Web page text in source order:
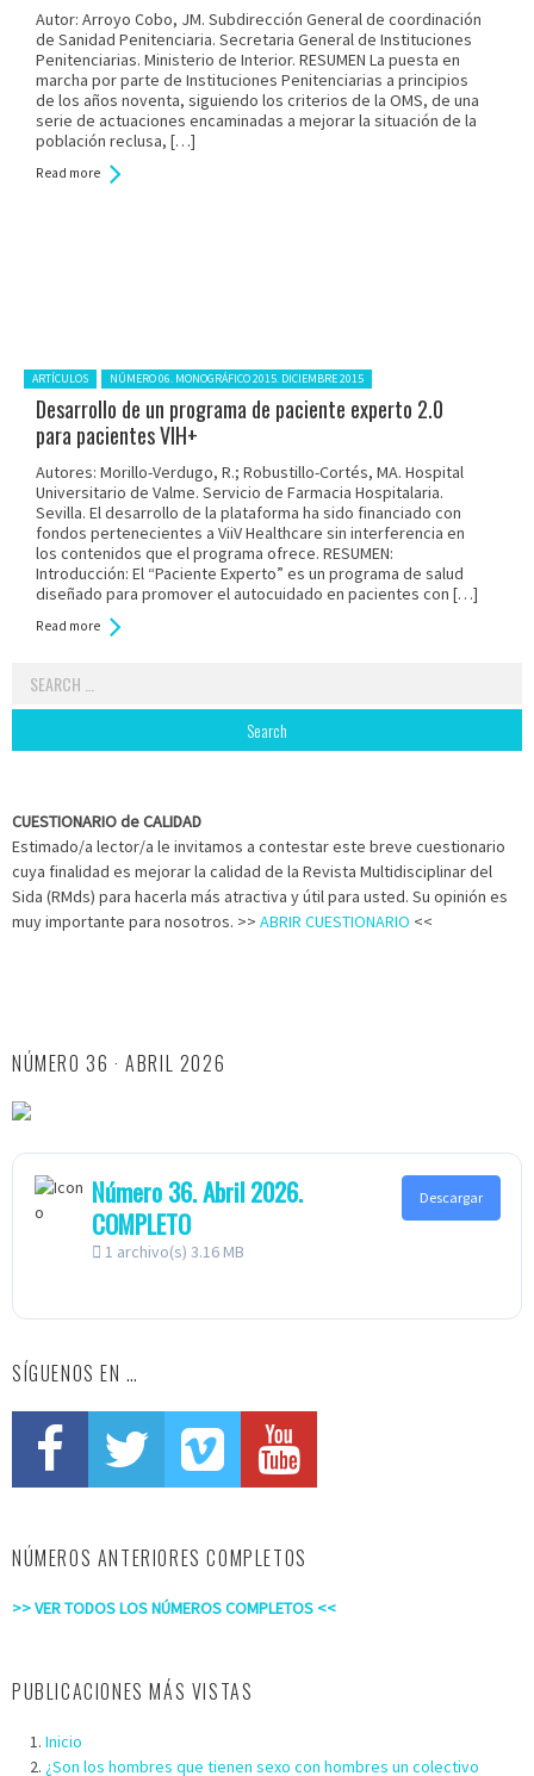
Autor: Arroyo Cobo, JM. Subdirección General de coordinación
de Sanidad Penitenciaria. Secretaria General de Instituciones
Penitenciarias. Ministerio de Interior. RESUMEN La puesta en
marcha por parte de Instituciones Penitenciarias a principios
de los años noventa, siguiendo los criterios de la OMS, de una
serie de actuaciones encaminadas a mejorar la situación de la
población reclusa, […]
Read more
Posted in:
ARTÍCULOS NÚMERO 06. MONOGRÁFICO 2015. DICIEMBRE 2015
Desarrollo de un programa de paciente experto 2.0
para pacientes VIH+
Autores: Morillo-Verdugo, R.; Robustillo-Cortés, MA. Hospital
Universitario de Valme. Servicio de Farmacia Hospitalaria.
Sevilla. El desarrollo de la plataforma ha sido financiado con
fondos pertenecientes a ViiV Healthcare sin interferencia en
los contenidos que el programa ofrece. RESUMEN:
Introducción: El “Paciente Experto” es un programa de salud
diseñado para promover el autocuidado en pacientes con […]
Read more
Search
for:
CUESTIONARIO de CALIDAD
Estimado/a lector/a le invitamos a contestar este breve cuestionario
cuya finalidad es mejorar la calidad de la Revista Multidisciplinar del
Sida (RMds) para hacerla más atractiva y útil para usted. Su opinión es
muy importante para nosotros. >> ABRIR CUESTIONARIO <<
NÚMERO 36 · ABRIL 2026
Número 36. Abril 2026.
COMPLETO
1 archivo(s) 3.16 MB
Descargar
SÍGUENOS EN …
NÚMEROS ANTERIORES COMPLETOS
>> VER TODOS LOS NÚMEROS COMPLETOS <<
PUBLICACIONES MÁS VISTAS
Inicio
¿Son los hombres que tienen sexo con hombres un colectivo